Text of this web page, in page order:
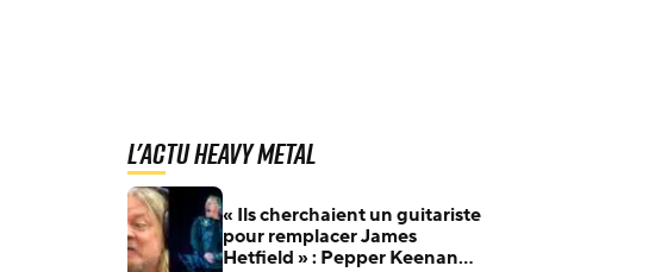
L'actu Heavy Metal
« Ils cherchaient un guitariste
pour remplacer James
Hetfield » : Pepper Keenan